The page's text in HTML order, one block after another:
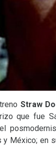
Straw
que fue
México; en